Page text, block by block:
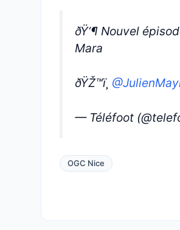
ðŸ‘¶ Nouvel
Mara
ðŸŽ™ï¸
— Téléfoot
OGC Nice